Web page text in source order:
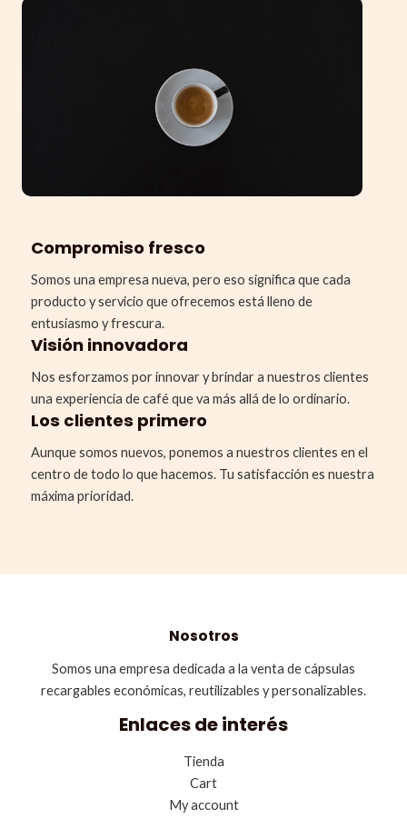
Compromiso fresco
Somos una empresa nueva, pero eso significa que cada
producto y servicio que ofrecemos está lleno de
entusiasmo y frescura.
Visión innovadora
Nos esforzamos por innovar y brindar a nuestros clientes
una experiencia de café que va más allá de lo ordinario.
Los clientes primero
Aunque somos nuevos, ponemos a nuestros clientes en el
centro de todo lo que hacemos. Tu satisfacción es nuestra
máxima prioridad.
Nosotros
Somos una empresa dedicada a la venta de cápsulas
recargables económicas, reutilizables y personalizables.
Enlaces de interés
Tienda
Cart
My account